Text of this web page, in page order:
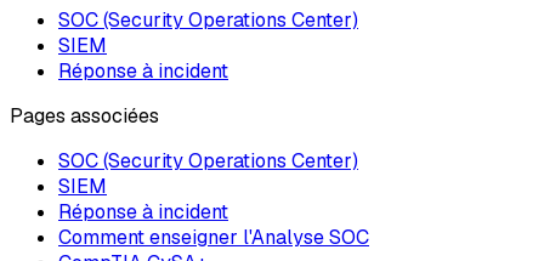
SOC (Security Operations Center)
SIEM
Réponse à incident
Pages associées
SOC (Security Operations Center)
SIEM
Réponse à incident
Comment enseigner l'Analyse SOC